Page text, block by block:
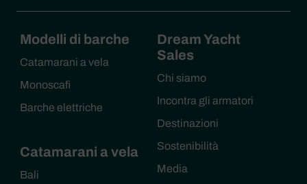
Modelli di barche
Catamarani a vela
Monoscafi
Barche elettriche
Catamarani a vela
Bali
Dream Yacht
Sales
Chi siamo
Incontra gli armatori
Destinazioni
Sostenibilità
Media